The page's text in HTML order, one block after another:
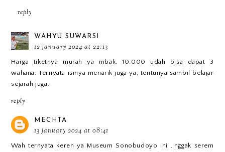
reply
WAHYU SUWARSI
12 january 2024 at 22:13
Harga tiketnya murah ya mbak, 10.000 udah bisa dapat 3
wahana. Ternyata isinya menarik juga ya, tentunya sambil belajar
sejarah juga.
reply
MECHTA
13 january 2024 at 08:41
Wah ternyata keren ya Museum Sonobudoyo ini ..nggak serem